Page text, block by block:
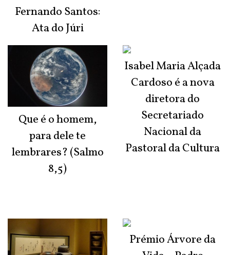
Fernando Santos:
Ata do Júri
Que é o homem,
para dele te
lembrares? (Salmo
8,5)
Isabel Maria Alçada
Cardoso é a nova
diretora do
Secretariado
Nacional da
Pastoral da Cultura
Prémio Árvore da